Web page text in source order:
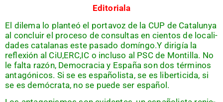
Edi­to­ria­la
El dile­ma lo plan­teó el por­ta­voz de la CUP de Cata­lun­ya
al con­cluir el pro­ce­so de con­sul­tas en cien­tos de loca­li­
da­des cata­la­nas este pasa­do domíngo.Y diri­gía la
refle­xión al CiU,ERC,IC o inclu­so al PSC de Mon­ti­lla. No
le fal­ta razón, Demo­cra­cia y Espa­ña son dos tér­mi­nos
anta­gó­ni­cos. Si se es espa­ño­lis­ta, se es liber­ti­ci­da, si
se es demó­cra­ta, no se pue­de ser español.